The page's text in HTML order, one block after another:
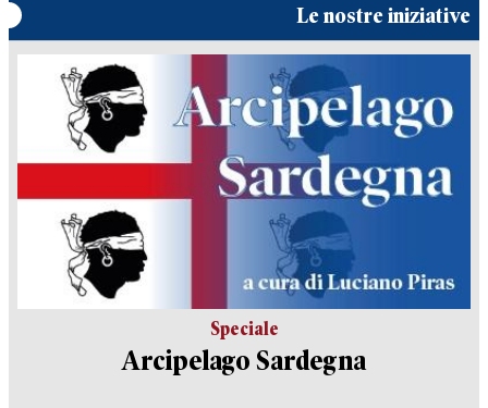
Le nostre iniziative
Speciale
Arcipelago Sardegna